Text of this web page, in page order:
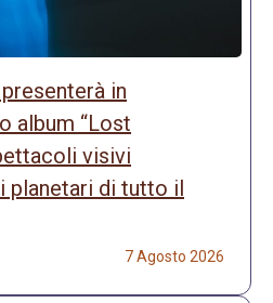
in
album “Lost
visivi
planetari di tutto il
7 Agosto 2026